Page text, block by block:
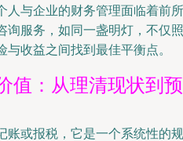
人与企业的财务管理面临着前所
询服务，如同一盏明灯，不仅照
收益之间找到最佳平衡点。
值：从理清现状到预
账或报税，它是一个系统性的规